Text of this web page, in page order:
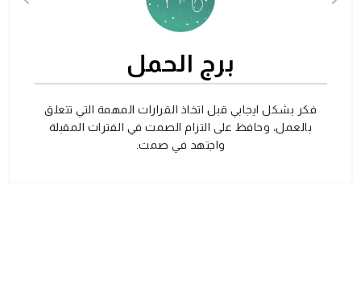
برج الحمل
فكر بشكل ايجابي قبل اتخاذ القرارات المهمة التي تتعلق
بالعمل، وحافظ على التزام الصمت في الفترات المقبلة
واجتهد في صمت.